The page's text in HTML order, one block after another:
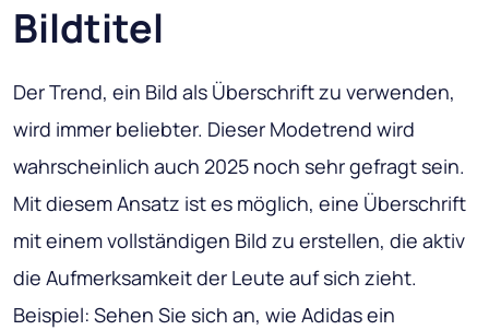
Bildtitel
Der Trend, ein Bild als Überschrift zu verwenden,
wird immer beliebter. Dieser Modetrend wird
wahrscheinlich auch 2025 noch sehr gefragt sein.
Mit diesem Ansatz ist es möglich, eine Überschrift
mit einem vollständigen Bild zu erstellen, die aktiv
die Aufmerksamkeit der Leute auf sich zieht.
Beispiel: Sehen Sie sich an, wie Adidas ein